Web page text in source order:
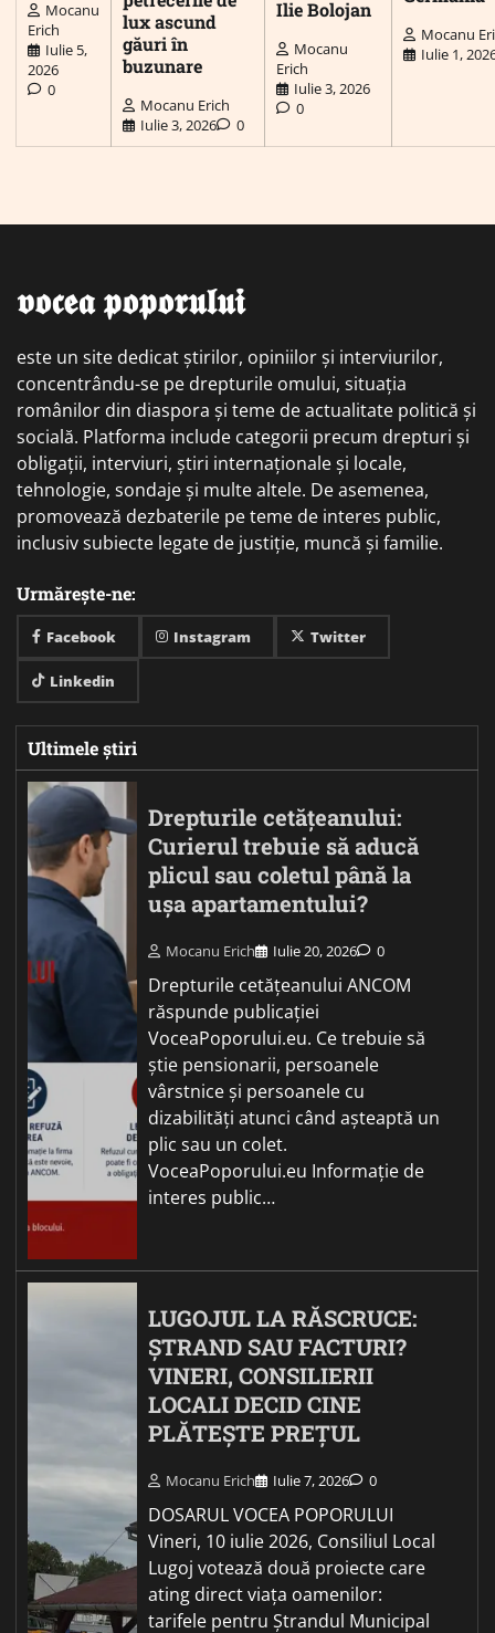
Mocanu
Erich
Iulie 5,
2026
0
lux ascund
găuri în
buzunare
Mocanu Erich
Iulie 3, 2026
0
Ilie Bolojan
Mocanu
Erich
Iulie 3, 2026
0
Mocanu
Iulie 1,
𝖛𝖔𝖈𝖊𝖆 𝖕𝖔𝖕𝖔𝖗𝖚𝖑𝖚𝖎
este un site dedicat știrilor, opiniilor și interviurilor,
concentrându-se pe drepturile omului, situația
românilor din diaspora și teme de actualitate politică și
socială. Platforma include categorii precum drepturi și
obligații, interviuri, știri internaționale și locale,
tehnologie, sondaje și multe altele. De asemenea,
promovează dezbaterile pe teme de interes public,
inclusiv subiecte legate de justiție, muncă și familie.
Urmărește-ne:
Facebook Instagram Twitter
Linkedin
Ultimele știri
Drepturile cetățeanului:
Curierul trebuie să aducă
plicul sau coletul până la
ușa apartamentului?
Mocanu Erich Iulie 20, 2026 0
Drepturile cetățeanului ANCOM
răspunde publicației
VoceaPoporului.eu. Ce trebuie să
știe pensionarii, persoanele
vârstnice și persoanele cu
dizabilități atunci când așteaptă un
plic sau un colet.
VoceaPoporului.eu Informație de
interes public…
LUGOJUL LA RĂSCRUCE:
ȘTRAND SAU FACTURI?
VINERI, CONSILIERII
LOCALI DECID CINE
PLĂTEȘTE PREȚUL
Mocanu Erich Iulie 7, 2026 0
DOSARUL VOCEA POPORULUI
Vineri, 10 iulie 2026, Consiliul Local
Lugoj votează două proiecte care
ating direct viața oamenilor:
tarifele pentru Ștrandul Municipal